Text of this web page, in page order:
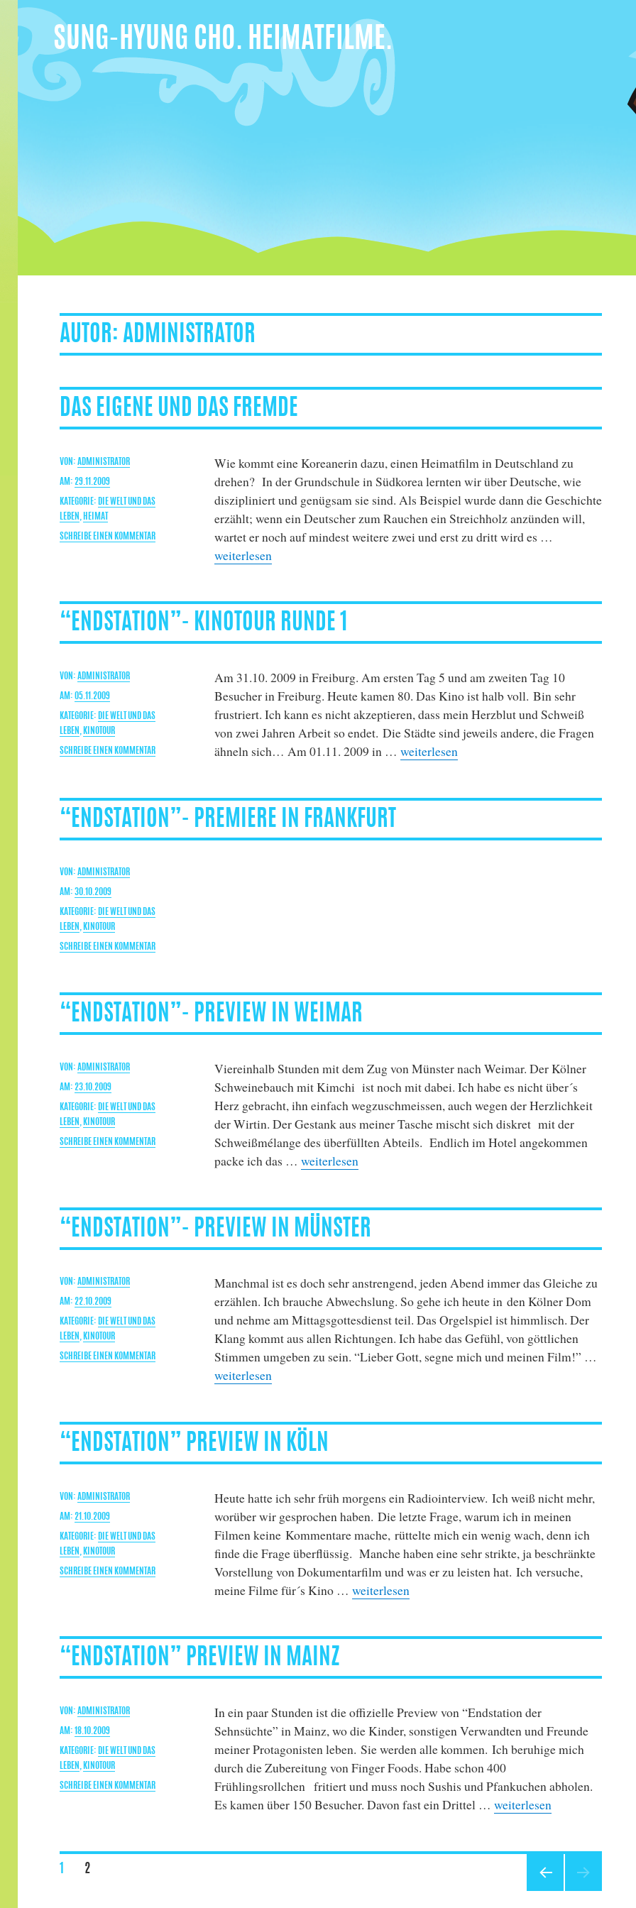
SUNG-HYUNG CHO. HEIMATFILME.
AUTOR: ADMINISTRATOR
DAS EIGENE UND DAS FREMDE
Wie kommt eine Koreanerin dazu, einen Heimatfilm in Deutschland zu
drehen? In der Grundschule in Südkorea lernten wir über Deutsche, wie
diszipliniert und genügsam sie sind. Als Beispiel wurde dann die Geschichte
erzählt; wenn ein Deutscher zum Rauchen ein Streichholz anzünden will,
wartet er noch auf mindest weitere zwei und erst zu dritt wird es …
„Das Eigene und das Fremde“
weiterlesen
AUTOR
ADMINISTRATOR
VERÖFFENTLICHT
AM
29.11.2009
KATEGORIEN
DIE WELT UND DAS
LEBEN
HEIMAT
SCHREIBE EINEN KOMMENTARZU
FREMDE
“ENDSTATION”- KINOTOUR RUNDE 1
Am 31.10. 2009 in Freiburg. Am ersten Tag 5 und am zweiten Tag 10
Besucher in Freiburg. Heute kamen 80. Das Kino ist halb voll. Bin sehr
frustriert. Ich kann es nicht akzeptieren, dass mein Herzblut und Schweiß
von zwei Jahren Arbeit so endet. Die Städte sind jeweils andere, die Fragen
ähneln sich… Am 01.11. 2009 in …„“Endstation”- Kinotour Runde 1“
weiterlesen
AUTOR
ADMINISTRATOR
VERÖFFENTLICHT
AM
05.11.2009
KATEGORIEN
DIE WELT UND DAS
LEBEN, KINOTOUR
SCHREIBE EINEN KOMMENTARZU
1
“ENDSTATION”- PREMIERE IN FRANKFURT
AUTOR
ADMINISTRATOR
VERÖFFENTLICHT
AM
30.10.2009
KATEGORIEN
DIE WELT UND DAS
LEBEN, KINOTOUR
SCHREIBE EINEN KOMMENTARZU
IN
FRANKFURT
“ENDSTATION”- PREVIEW IN WEIMAR
Viereinhalb Stunden mit dem Zug von Münster nach Weimar. Der Kölner
Schweinebauch mit Kimchi ist noch mit dabei. Ich habe es nicht über´s
Herz gebracht, ihn einfach wegzuschmeissen, auch wegen der Herzlichkeit
der Wirtin. Der Gestank aus meiner Tasche mischt sich diskret mit der
Schweißmélange des überfüllten Abteils. Endlich im Hotel angekommen
packe ich das …„“Endstation”- Preview in Weimar“
weiterlesen
AUTOR
ADMINISTRATOR
VERÖFFENTLICHT
AM
23.10.2009
KATEGORIEN
DIE WELT UND DAS
LEBEN, KINOTOUR
SCHREIBE EINEN KOMMENTARZU
“ENDSTATION”- PREVIEW IN MÜNSTER
Manchmal ist es doch sehr anstrengend, jeden Abend immer das Gleiche zu
erzählen. Ich brauche Abwechslung. So gehe ich heute in den Kölner Dom
und nehme am Mittagsgottesdienst teil. Das Orgelspiel ist himmlisch. Der
Klang kommt aus allen Richtungen. Ich habe das Gefühl, von göttlichen
Stimmen umgeben zu sein. “Lieber Gott, segne mich und meinen Film!” …
„“Endstation”- Preview in Münster“
weiterlesen
AUTOR
ADMINISTRATOR
VERÖFFENTLICHT
AM
22.10.2009
KATEGORIEN
DIE WELT UND DAS
LEBEN, KINOTOUR
SCHREIBE EINEN KOMMENTARZU
“ENDSTATION” PREVIEW IN KÖLN
Heute hatte ich sehr früh morgens ein Radiointerview. Ich weiß nicht mehr,
worüber wir gesprochen haben. Die letzte Frage, warum ich in meinen
Filmen keine Kommentare mache, rüttelte mich ein wenig wach, denn ich
finde die Frage überflüssig. Manche haben eine sehr strikte, ja beschränkte
Vorstellung von Dokumentarfilm und was er zu leisten hat. Ich versuche,
meine Filme für´s Kino …„“Endstation” Preview in Köln“
weiterlesen
AUTOR
ADMINISTRATOR
VERÖFFENTLICHT
AM
21.10.2009
KATEGORIEN
DIE WELT UND DAS
LEBEN
KINOTOUR
SCHREIBE EINEN KOMMENTARZU
“ENDSTATION” PREVIEW IN MAINZ
In ein paar Stunden ist die offizielle Preview von “Endstation der
Sehnsüchte” in Mainz, wo die Kinder, sonstigen Verwandten und Freunde
meiner Protagonisten leben. Sie werden alle kommen. Ich beruhige mich
durch die Zubereitung von Finger Foods. Habe schon 400
Frühlingsrollchen fritiert und muss noch Sushis und Pfankuchen abholen.
Es kamen über 150 Besucher. Davon fast ein Drittel …„“Endstation” Preview in
weiterlesen
AUTOR
ADMINISTRATOR
VERÖFFENTLICHT
AM
18.10.2009
KATEGORIEN
DIE WELT UND DAS
LEBEN, KINOTOUR
SCHREIBE EINEN KOMMENTARZU
SEITE SEITE
2